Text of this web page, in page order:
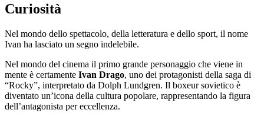
Curiosità
Nel mondo dello spettacolo, della letteratura e dello sport, il nome
Ivan ha lasciato un segno indelebile.
Nel mondo del cinema il primo grande personaggio che viene in
mente è certamente Ivan Drago, uno dei protagonisti della saga di
“Rocky”, interpretato da Dolph Lundgren. Il boxeur sovietico è
diventato un’icona della cultura popolare, rappresentando la figura
dell’antagonista per eccellenza.